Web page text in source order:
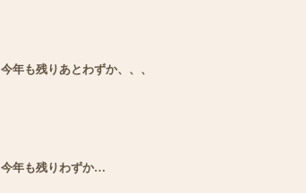
今年も残りあとわずか、、、
今年も残りわずか…